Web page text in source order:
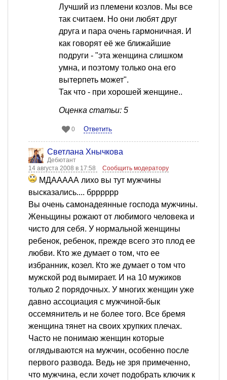
Лучший из племени козлов. Мы все
так считаем. Но они любят друг
друга и пара очень гармоничная. И
как говорят её же ближайшие
подруги - "эта женщина слишком
умна, и поэтому только она его
вытерпеть может".
Так что - при хорошей женщине..
Оценка статьи: 5
0 Ответить
Светлана Хнычкова
Дебютант
14 августа 2008 в 17:58
Сообщить модератору
МДААААА лихо вы тут мужчины
высказались.... брррррр
Вы очень самонадеянные господа мужчины.
Женьщины рожают от любимого человека и
чисто для себя. У нормальной женщины
ребенок, ребенок, прежде всего это плод ее
любви. Кто же думает о том, что ее
избранник, козел. Кто же думает о том что
мужской род вымирает. И на 10 мужиков
только 2 порядочных. У многих женщин уже
давно ассоциация с мужчиной-бык
оссемянитель и не более того. Все бремя
женщина тянет на своих хрупких плечах.
Часто не понимаю женщин которые
оглядываются на мужчин, особенно после
первого развода. Ведь не зря примеченно,
что мужчина, если хочет подобрать ключик к